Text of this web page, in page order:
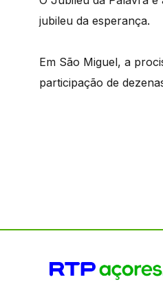
jubileu da esperança.
Em São Miguel, a
participação de